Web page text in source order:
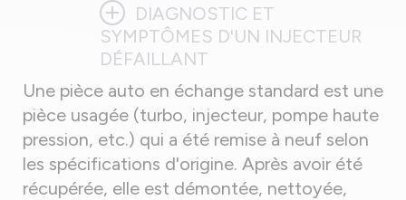
add
DIAGNOSTIC ET
SYMPTÔMES D'UN INJECTEUR
DÉFAILLANT
Une pièce auto en échange standard est une
pièce usagée (turbo, injecteur, pompe haute
pression, etc.) qui a été remise à neuf selon
les spécifications d'origine. Après avoir été
récupérée, elle est démontée, nettoyée,